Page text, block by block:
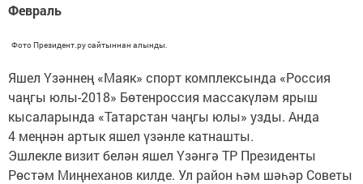
Февраль
Фото Президент.ру сайтыннан алынды.
Яшел Үзәннең «Маяк» спорт комплексында «Россия
чаңгы юлы-2018» Бөтенроссия массакүләм ярыш
кысаларында «Татарстан чаңгы юлы» узды. Анда
4 меңнән артык яшел үзәнле катнашты.
Эшлекле визит белән яшел Үзәнгә ТР Президенты
Рөстәм Миңнеханов килде. Ул район һәм шәһәр Советы